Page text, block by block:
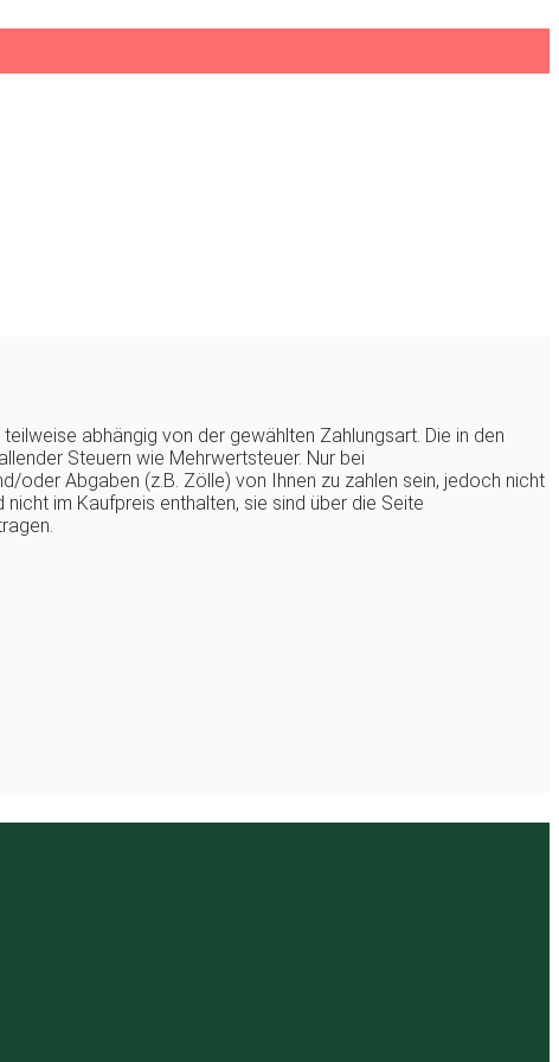
abhängig von der gewählten Zahlungsart. Die in den
Steuern wie Mehrwertsteuer. Nur bei
oder Abgaben (z.B. Zölle) von Ihnen zu zahlen sein, jedoch nicht
im Kaufpreis enthalten, sie sind über die Seite